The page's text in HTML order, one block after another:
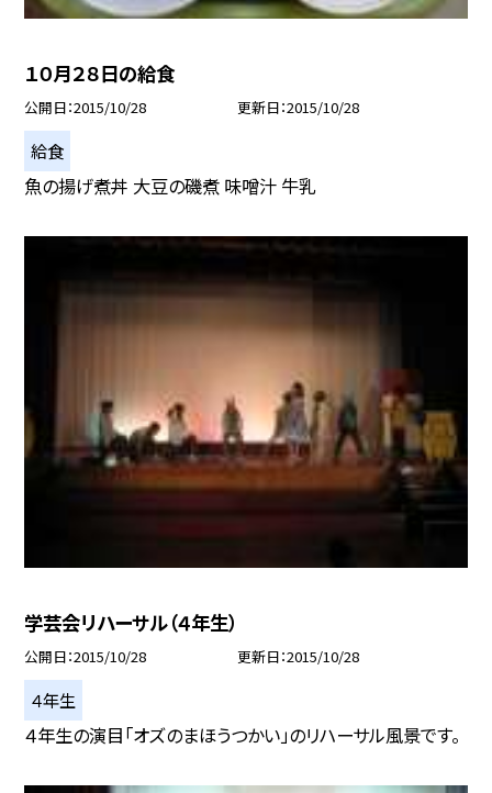
１０月２８日の給食
公開日 2015/10/28 更新日 2015/10/28
給食
魚の揚げ煮丼 大豆の磯煮 味噌汁 牛乳
学芸会リハーサル（４年生）
公開日 2015/10/28 更新日 2015/10/28
４年生
４年生の演目「オズのまほうつかい」のリハーサル風景です。